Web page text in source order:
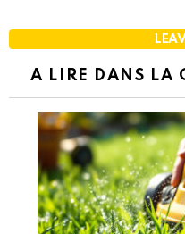
A LIRE DANS LA